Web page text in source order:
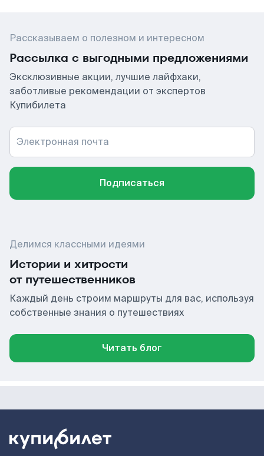
Рассказываем о полезном и интересном
Рассылка с выгодными предложениями
Эксклюзивные акции, лучшие лайфхаки,
заботливые рекомендации от экспертов
Купибилета
Электронная почта
Подписаться
Делимся классными идеями
Истории и хитрости
от путешественников
Каждый день строим маршруты для вас, используя
собственные знания о путешествиях
Читать блог